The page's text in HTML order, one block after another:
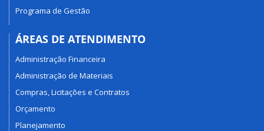
Programa de Gestão
ÁREAS DE ATENDIMENTO
Administração Financeira
Administração de Materiais
Compras, Licitações e Contratos
Orçamento
Planejamento